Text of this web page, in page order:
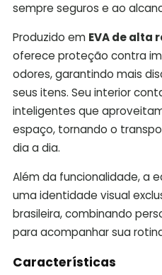
sempre seguros e ao
Produzido em EVA de alta
oferece proteção contra
odores, garantindo mais
seus itens. Seu interior
inteligentes que
espaço, tornando o
dia a dia.
Além da funcionalidade, a
uma identidade visual
brasileira, combinando
para acompanhar sua
Características